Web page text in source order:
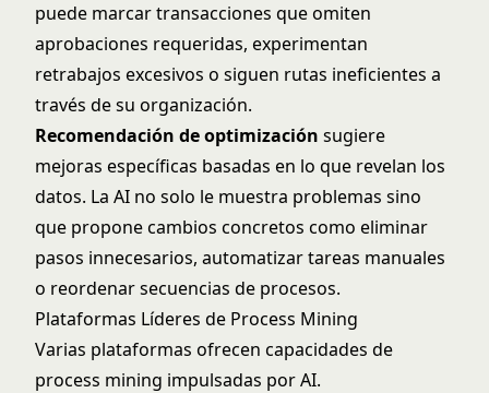
puede marcar transacciones que omiten
aprobaciones requeridas, experimentan
retrabajos excesivos o siguen rutas ineficientes a
través de su organización.
Recomendación de optimización sugiere
mejoras específicas basadas en lo que revelan los
datos. La AI no solo le muestra problemas sino
que propone cambios concretos como eliminar
pasos innecesarios, automatizar tareas manuales
o reordenar secuencias de procesos.
Plataformas Líderes de Process Mining
Varias plataformas ofrecen capacidades de
process mining impulsadas por AI.